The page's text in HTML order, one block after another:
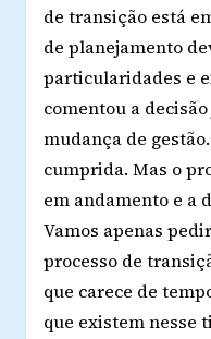
de transição está
de planejamento
particularidades e
comentou a
mudança de
cumprida. Mas o
em andamento e a
Vamos apenas
processo de
que carece de
que existem nesse